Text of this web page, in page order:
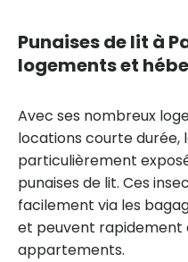
Punaises de lit à
logements et
Avec ses nombreux
locations courte durée,
particulièrement
punaises de lit. Ces
facilement via les
et peuvent rapidement
appartements.